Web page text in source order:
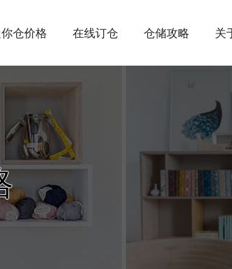
仓价格 在线订仓 仓储攻略 关